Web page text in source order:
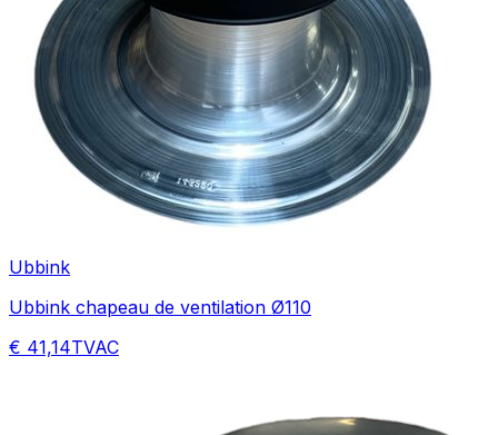
Ubbink
Ubbink chapeau de ventilation Ø110
€ 41,14TVAC